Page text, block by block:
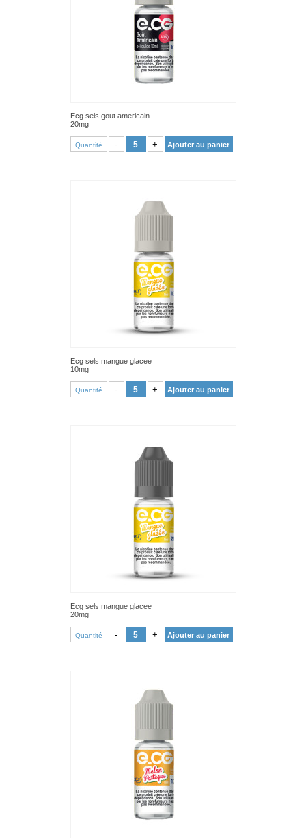
Ecg sels gout americain
20mg
Quantité - + Ajouter au panier
Ecg sels mangue glacee
10mg
Quantité - + Ajouter au panier
Ecg sels mangue glacee
20mg
Quantité - + Ajouter au panier